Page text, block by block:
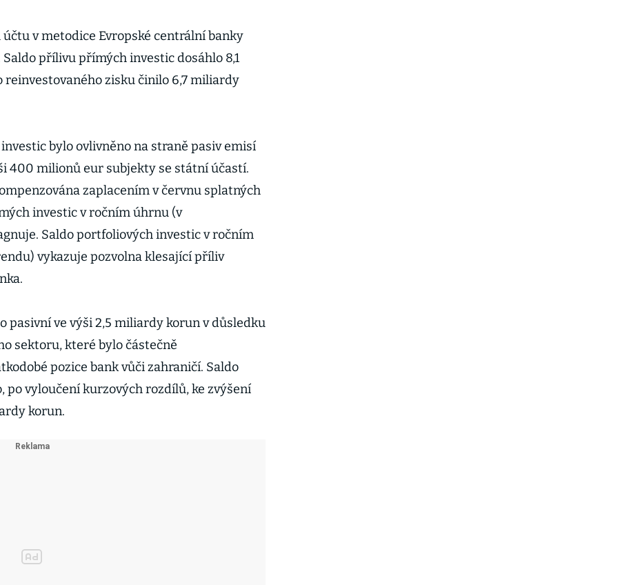
v metodice Evropské centrální banky
přílivu přímých investic dosáhlo 8,1
zisku činilo 6,7 miliardy
bylo ovlivněno na straně pasiv emisí
400 milionů eur subjekty se státní účastí.
zaplacením v červnu splatných
investic v ročním úhrnu (v
Saldo portfoliových investic v ročním
vykazuje pozvolna klesající příliv
pasivní ve výši 2,5 miliardy korun v důsledku
sektoru, které bylo částečně
pozice bank vůči zahraničí. Saldo
po vyloučení kurzových rozdílů, ke zvýšení
korun.